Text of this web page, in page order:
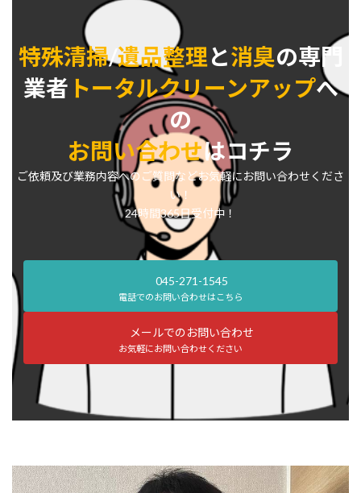
特殊清掃/遺品整理と消臭の専門
業者 トータルクリーンアップへ
の
お問い合わせはコチラ
ご依頼及び業務内容へのご質問などお気軽にお問い合わせくださ
い！
24時間365日受付中！
045-271-1545
電話でのお問い合わせはこちら
メールでのお問い合わせ
お気軽にお問い合わせください